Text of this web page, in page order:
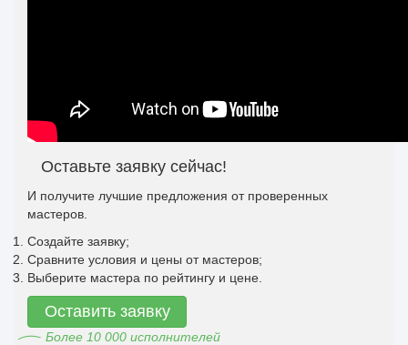
Оставьте заявку сейчас!
И получите лучшие предложения от проверенных
мастеров.
Создайте заявку;
Сравните условия и цены от мастеров;
Выберите мастера по рейтингу и цене.
Оставить заявку
Более 10 000 исполнителей